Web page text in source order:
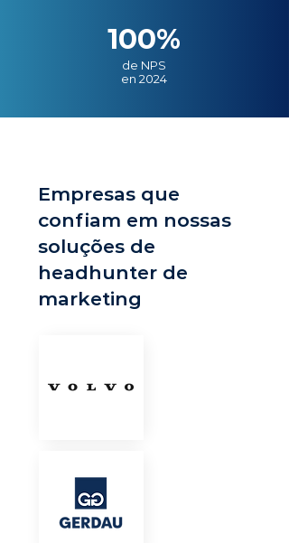
100%
de NPS
en 2024
Empresas que
confiam em nossas
soluções de
headhunter de
marketing